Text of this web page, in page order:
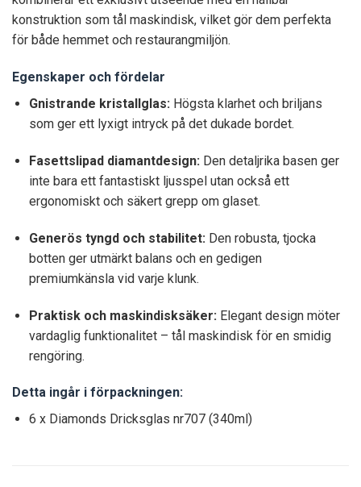
konstruktion som tål maskindisk, vilket gör dem perfekta
för både hemmet och restaurangmiljön.
Egenskaper och fördelar
Gnistrande kristallglas:Högsta klarhet och briljans
som ger ett lyxigt intryck på det dukade bordet.
Fasettslipad diamantdesign:Den detaljrika basen ger
inte bara ett fantastiskt ljusspel utan också ett
ergonomiskt och säkert grepp om glaset.
Generös tyngd och stabilitet:Den robusta, tjocka
botten ger utmärkt balans och en gedigen
premiumkänsla vid varje klunk.
Praktisk och maskindisksäker: Elegant design möter
vardaglig funktionalitet – tål maskindisk för en smidig
rengöring.
Detta ingår i förpackningen:
6 x Diamonds Dricksglas nr707 (340ml)